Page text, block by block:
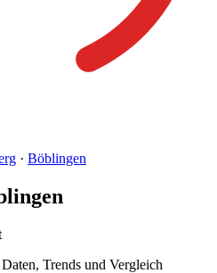
· Böblingen
Trends und Vergleich